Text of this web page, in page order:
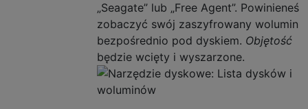
„Seagate” lub „Free Agent”. Powinieneś
zobaczyć swój zaszyfrowany wolumin
bezpośrednio pod dyskiem. Objętość
będzie wcięty i wyszarzone.